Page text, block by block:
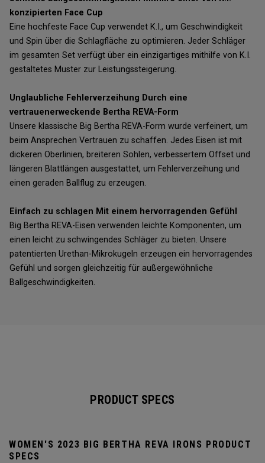
konzipierten Face Cup
Eine hochfeste Face Cup verwendet K.I., um Geschwindigkeit
und Spin über die Schlagfläche zu optimieren. Jeder Schläger
im gesamten Set verfügt über ein einzigartiges mithilfe von K.I.
gestaltetes Muster zur Leistungssteigerung.
Unglaubliche Fehlerverzeihung Durch eine
vertrauenerweckende Bertha REVA-Form
Unsere klassische Big Bertha REVA-Form wurde verfeinert, um
beim Ansprechen Vertrauen zu schaffen. Jedes Eisen ist mit
dickeren Oberlinien, breiteren Sohlen, verbessertem Offset und
längeren Blattlängen ausgestattet, um Fehlerverzeihung und
einen geraden Ballflug zu erzeugen.
Einfach zu schlagen Mit einem hervorragenden Gefühl
Big Bertha REVA-Eisen verwenden leichte Komponenten, um
einen leicht zu schwingendes Schläger zu bieten. Unsere
patentierten Urethan-Mikrokugeln erzeugen ein hervorragendes
Gefühl und sorgen gleichzeitig für außergewöhnliche
Ballgeschwindigkeiten.
PRODUCT SPECS
WOMEN'S 2023 BIG BERTHA REVA IRONS PRODUCT
SPECS